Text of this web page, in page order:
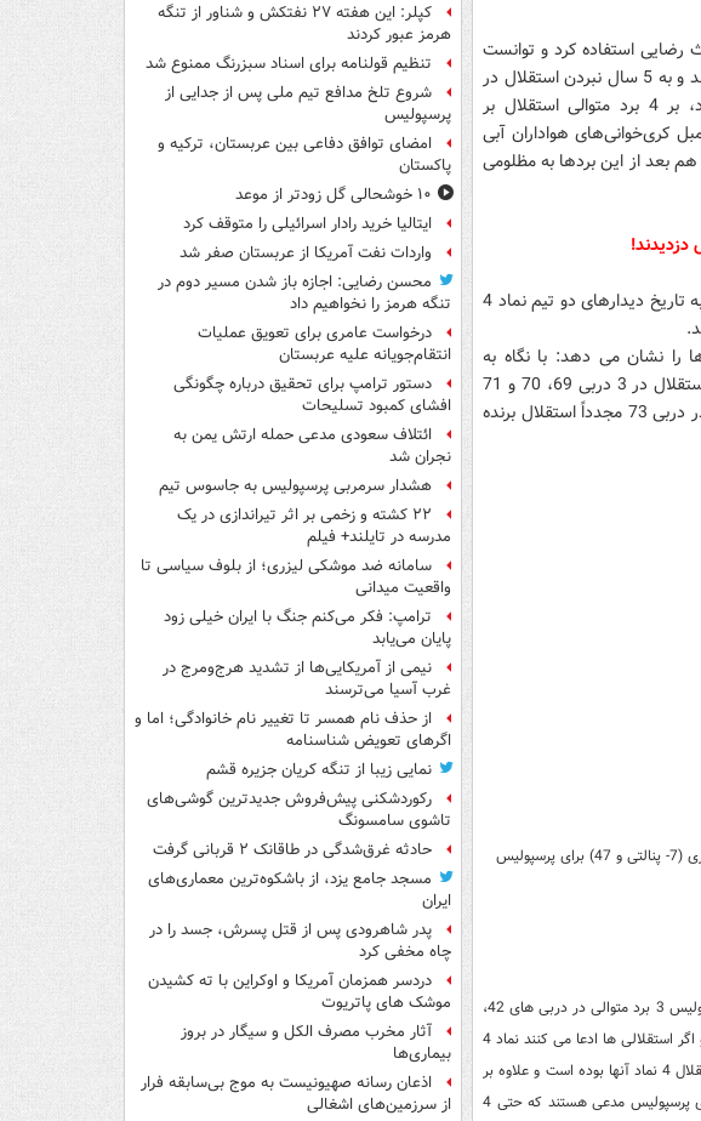
اشتباه شیث رضایی استفاده کرد و توانست
دروازه پرسپولیس را باز کند و شکست در بازی گذشته را جبران کند و به 5 سال نبردن استقلال در
دربی پایان داد. بنا بر ادعای استقلالی ها آن برد سرآغازی بود، بر 4 برد متوالی استقلال بر
این موفقیت‌ها عدد 4 به عنوان سمبل کری‌خوانی‌های هواداران آبی
بعد از این بردها به مظلومی
به گزارش مشرق، برخی از هواداران دوآتیشه پرسپولیس با استناد به تاریخ دیدارهای دو تیم نماد 4
را نشان می دهد: با نگاه به
تاریخچه دربی دو تیم این نماد آبی ها زیر سوال می رود چرا که استقلال در 3 دربی 69، 70 و 71
پرسپولیس را شکست داد اما در دربی 72 دو تیم مساوی شدند و در دربی 73 مجدداً استقلال برنده
اما مشابه این روند برای پرسپولیس هم در دربی ها اتفاق افتاده است و پرسپولیس 3 برد متوالی در دربی های 42،
43 و 44، یک تساوی در دربی 45 و مجددا یک برد در دربی 46 داشته است و اگر استقلالی ها ادعا می کنند نماد 4
اینگونه به وجود آمده است قرمزها هم می توانند مدعی شوند که پیش از استقلال 4 نماد آنها بوده است و علاوه بر
6 تایی ها نماد 4 هم متعلق به پرسپولیس است. برخی دیگر از دوآتیشه های پرسپولیس مدعی هستند که حتی 4
کپلر: این هفته ۲۷ نفتکش و شناور از تنگه
هرمز عبور کردند
تنظیم قولنامه برای اسناد سبزرنگ ممنوع شد
شروع تلخ مدافع تیم ملی پس از جدایی از
پرسپولیس
امضای توافق دفاعی بین عربستان، ترکیه و
پاکستان
۱۰ خوشحالی گل زودتر از موعد
ایتالیا خرید رادار اسرائیلی را متوقف کرد
واردات نفت آمریکا از عربستان صفر شد
محسن رضایی: اجازه باز شدن مسیر دوم در
تنگه هرمز را نخواهیم داد
درخواست عامری برای تعویق عملیات
انتقام‌جویانه علیه عربستان
دستور ترامپ برای تحقیق درباره چگونگی
افشای کمبود تسلیحات
ائتلاف سعودی مدعی حمله ارتش یمن به
نجران شد
هشدار سرمربی پرسپولیس به جاسوس تیم
۲۲ کشته و زخمی بر اثر تیراندازی در یک
مدرسه در تایلند+ فیلم
سامانه ضد موشکی لیزری؛ از بلوف سیاسی تا
واقعیت میدانی
ترامپ: فکر می‌کنم جنگ با ایران خیلی زود
پایان می‌یابد
نیمی از آمریکایی‌ها از تشدید هرج‌ومرج در
غرب آسیا می‌ترسند
از حذف نام همسر تا تغییر نام خانوادگی؛ اما و
اگرهای تعویض شناسنامه
نمایی زیبا از تنگه کریان جزیره قشم
رکوردشکنی پیش‌فروش جدیدترین گوشی‌های
تاشوی سامسونگ
حادثه غرق‌شدگی در طاقانک ۲ قربانی گرفت
مسجد جامع یزد، از باشکوه‌ترین معماری‌های
ایران
پدر شاهرودی پس از قتل پسرش، جسد را در
چاه مخفی کرد
دردسر همزمان آمریکا و اوکراین با ته کشیدن
موشک های پاتریوت
آثار مخرب مصرف الکل و سیگار در بروز
بیماری‌ها
اذعان رسانه صهیونیست به موج بی‌سابقه فرار
از سرزمین‌های اشغالی